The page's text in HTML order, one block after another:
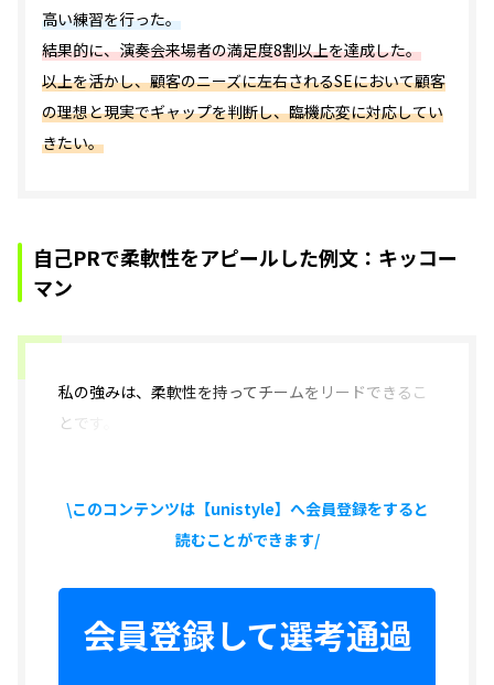
高い練習を行った。
結果的に、演奏会来場者の満足度8割以上を達成した。
以上を活かし、顧客のニーズに左右されるSEにおいて顧客
の理想と現実でギャップを判断し、臨機応変に対応してい
きたい。
自己PRで柔軟性をアピールした例文：キッコー
マン
私の強みは、 柔軟性を持ってチームをリードできるこ
とです。
\このコンテンツは【unistyle】へ会員登録をすると
読むことができます/
会員登録して選考通過